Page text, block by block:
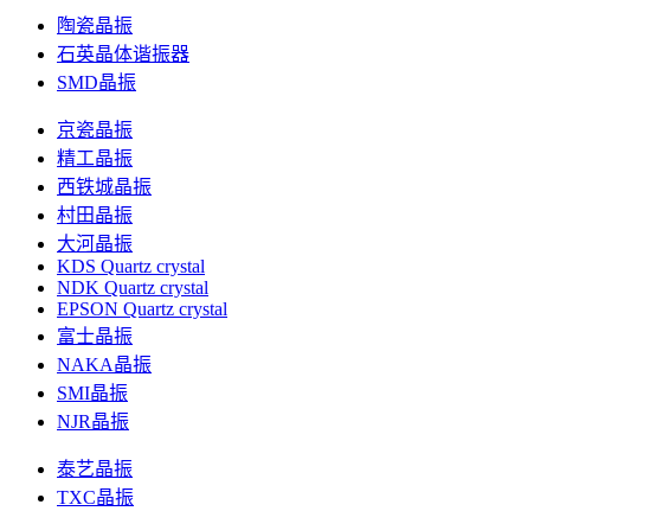
陶瓷晶振
石英晶体谐振器
SMD晶振
京瓷晶振
精工晶振
西铁城晶振
村田晶振
大河晶振
KDS Quartz crystal
NDK Quartz crystal
EPSON Quartz crystal
富士晶振
NAKA晶振
SMI晶振
NJR晶振
泰艺晶振
TXC晶振